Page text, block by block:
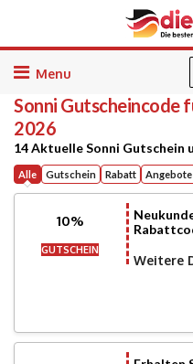
Skip
content
Sonni Gutscheincode
2026
14 Aktuelle Sonni Gutschein
Alle Gutschein Rabatt Angebote
10%
GUTSCHEIN
Weitere